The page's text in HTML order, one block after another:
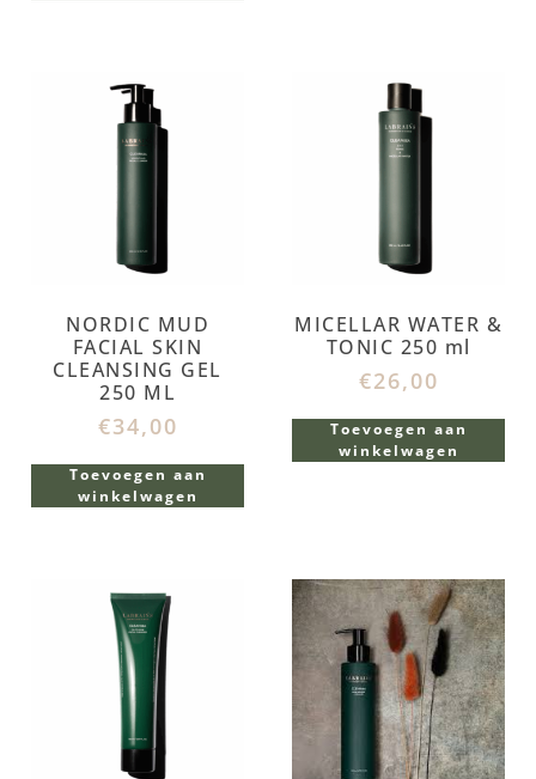
NORDIC MUD
FACIAL SKIN
CLEANSING GEL
250 ML
€34,00
Toevoegen aan
winkelwagen
MICELLAR WATER &
TONIC 250 ml
€26,00
Toevoegen aan
winkelwagen